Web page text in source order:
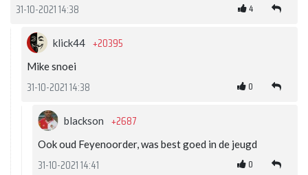
31-10-2021 14:38 4
klick44 +20395
Mike snoei
31-10-2021 14:38 0
blackson +2687
Ook oud Feyenoorder, was best goed in de jeugd
31-10-2021 14:41 0